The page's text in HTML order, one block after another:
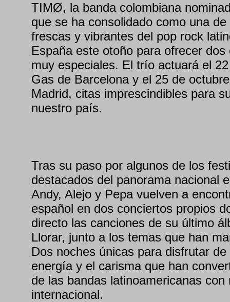
TIMØ, la banda colombiana
que se ha consolidado como una
frescas y vibrantes del pop rock
España este otoño para ofrecer
muy especiales. El trío actuará el
Gas de Barcelona y el 25 de
Madrid, citas imprescindibles para
nuestro país.
Tras su paso por algunos de los
destacados del panorama nacional
Andy, Alejo y Pepa vuelven a
español en dos conciertos propios
directo las canciones de su último
Llorar, junto a los temas que han
Dos noches únicas para disfrutar
energía y el carisma que han
de las bandas latinoamericanas
internacional.